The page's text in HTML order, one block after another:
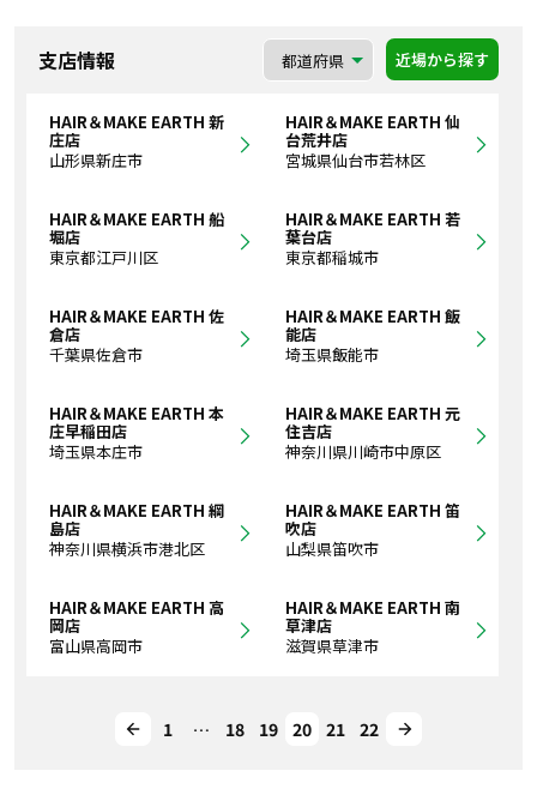
支店情報 近場から探す
HAIR＆MAKE EARTH 新
庄店
山形県新庄市
HAIR＆MAKE EARTH 仙
台荒井店
宮城県仙台市若林区
HAIR＆MAKE EARTH 船
堀店
東京都江戸川区
HAIR＆MAKE EARTH 若
葉台店
東京都稲城市
HAIR＆MAKE EARTH 佐
倉店
千葉県佐倉市
HAIR＆MAKE EARTH 飯
能店
埼玉県飯能市
HAIR＆MAKE EARTH 本
庄早稲田店
埼玉県本庄市
HAIR＆MAKE EARTH 元
住吉店
神奈川県川崎市中原区
HAIR＆MAKE EARTH 綱
島店
神奈川県横浜市港北区
HAIR＆MAKE EARTH 笛
吹店
山梨県笛吹市
HAIR＆MAKE EARTH 高
岡店
富山県高岡市
HAIR＆MAKE EARTH 南
草津店
滋賀県草津市
1 … 18 19 20 21 22